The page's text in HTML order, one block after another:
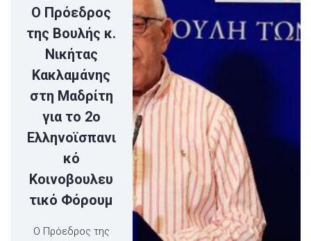
Ο Πρόεδρος
της Βουλής κ.
Νικήτας
Κακλαμάνης
στη Μαδρίτη
για το 2ο
Ελληνοϊσπανι
κό
Κοινοβουλευ
τικό Φόρουμ
Ο Πρόεδρος της